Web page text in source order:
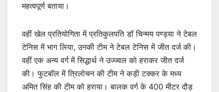
महत्वपूर्ण बताया।
वहीं खेल प्रतियोगिता में प्रतिकुलपति डॉ चिन्मय पण्ड्या ने टेबल
टेनिस में भाग लिया, उनकी टीम ने टेबल टेनिस में जीत दर्ज की।
वहीं एक अन्य वर्ग में सिद्धार्थ ने उज्ज्वल को हराकर जीत दर्ज
की। फुटबॉल में त्रिलोचन की टीम ने कड़ी टक्कर के मध्य
अमित सिंह की टीम को हराया। बालक वर्ग के 400 मीटर दौड़